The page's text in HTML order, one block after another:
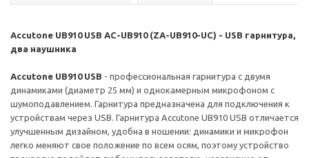
Accutone UB910 USB AC-UB910 (ZA-UB910-UC) - USB гарнитура,
два наушника
Accutone UB910 USB - профессиональная гарнитура с двумя
динамиками (диаметр 25 мм) и однокамерным микрофоном с
шумоподавлением. Гарнитура предназначена для подключения к
устройствам через USB. Гарнитура Accutone UB910 USB отличается
улучшенным дизайном, удобна в ношении: динамики и микрофон
легко меняют свое положение по всем осям, поэтому устройство